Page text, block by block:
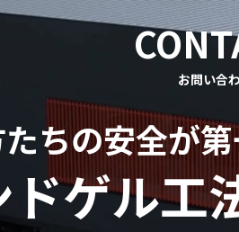
お問い合
ちの安全が
ゲル工